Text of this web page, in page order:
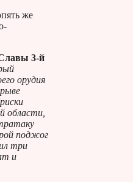
же
3-й
орудия
области,
поджог
три
и